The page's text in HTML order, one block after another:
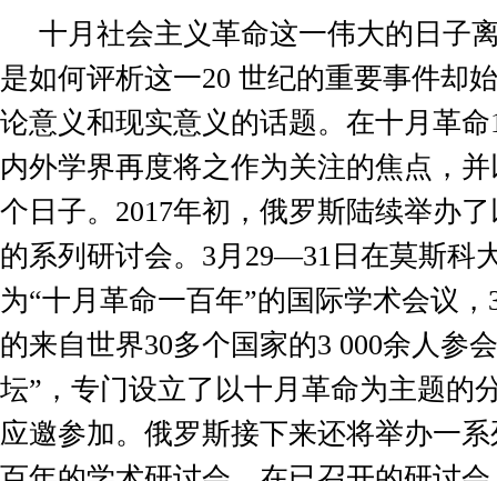
十月社会主义革命这一伟大的日子
是如何评析这一20 世纪的重要事件却
论意义和现实意义的话题。在十月革命
内外学界再度将之作为关注的焦点，
个日子。 2017年初，俄罗斯陆续举办
的系列研讨会。 3月 29—31 日在莫斯科
为“十月革命一百年”的国际学术会议，
的来自世界30多个国家的3 000余人参
坛”，专门设立了以十月革命为主题的
应邀参加。俄罗斯接下来还将举办一